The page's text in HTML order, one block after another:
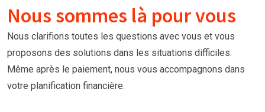
Nous sommes là pour vous
Nous clarifions toutes les questions avec vous et vous
proposons des solutions dans les situations difficiles.
Même après le paiement, nous vous accompagnons dans
votre planification financière.